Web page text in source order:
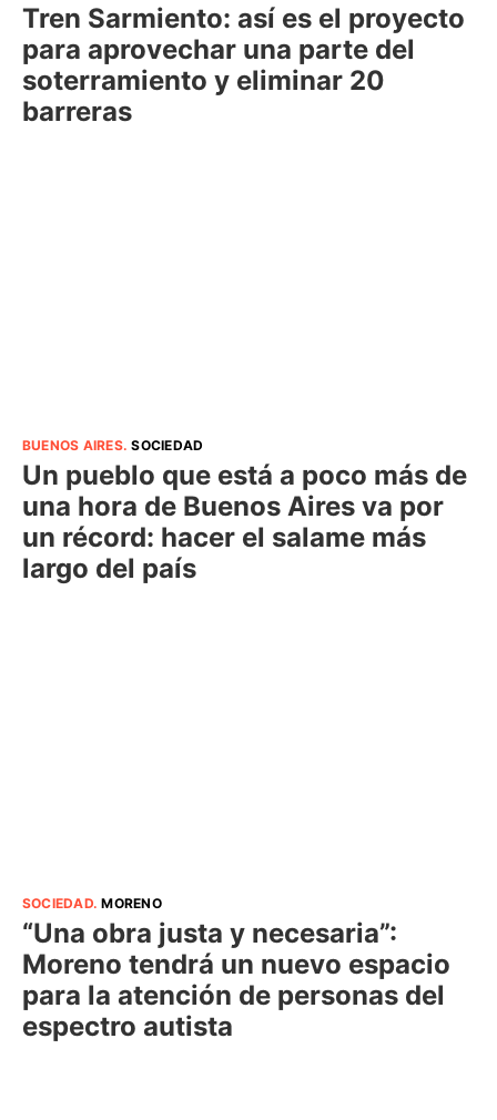
Tren Sarmiento: así es el proyecto
para aprovechar una parte del
soterramiento y eliminar 20
barreras
BUENOS AIRES.SOCIEDAD
Un pueblo que está a poco más de
una hora de Buenos Aires va por
un récord: hacer el salame más
largo del país
SOCIEDAD.MORENO
“Una obra justa y necesaria”:
Moreno tendrá un nuevo espacio
para la atención de personas del
espectro autista